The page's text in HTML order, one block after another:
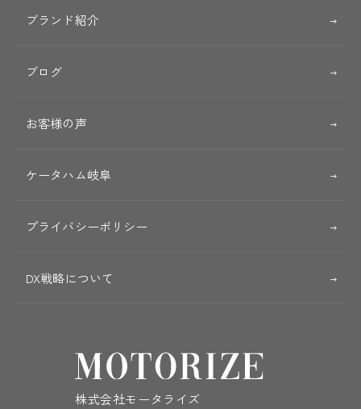
ブランド紹介
ブログ
お客様の声
ケータハム岐阜
プライバシーポリシー
DX戦略について
株式会社モータライズ